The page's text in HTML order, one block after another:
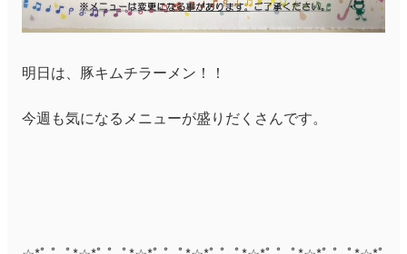
明日は、豚キムチラーメン！！
今週も気になるメニューが盛りだくさんです。